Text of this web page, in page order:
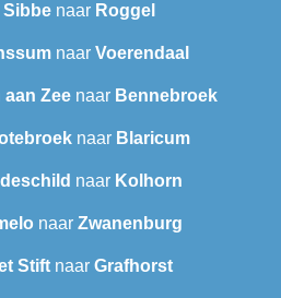
Sibbenaar Roggel
naar Voerendaal
aan Zee naar Bennebroek
naar Blaricum
naar Kolhorn
naar Zwanenburg
Stift naar Grafhorst